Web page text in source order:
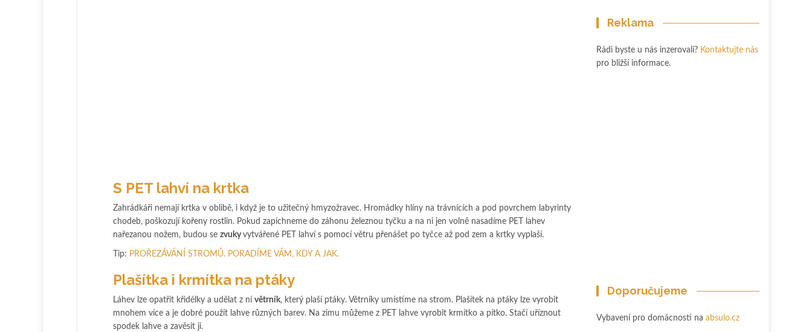
S PET lahví na krtka
Zahrádkáři nemají krtka v oblibě, i když je to užitečný hmyzožravec. Hromádky hlíny na trávnících a pod povrchem labyrinty
chodeb, poškozují kořeny rostlin. Pokud zapíchneme do záhonu železnou tyčku a na ni jen volně nasadíme PET lahev
nařezanou nožem, budou se zvukyvytvářené PET lahví s pomocí větru přenášet po tyčce až pod zem a krtky vyplaší.
Tip: PROŘEZÁVÁNÍ STROMŮ. PORADÍME VÁM, KDY A JAK.
Plašítka i krmítka na ptáky
Láhev lze opatřit křidélky a udělat z ní větrník, který plaší ptáky. Větrníky umístíme na strom. Plašítek na ptáky lze vyrobit
mnohem více a je dobré použít lahve různých barev. Na zimu můžeme z PET lahve vyrobit krmítko a pítko. Stačí uříznout
spodek lahve a zavěsit ji.
Reklama
Rádi byste u nás inzerovali? Kontaktujte nás
pro bližší informace.
Doporučujeme
Vybavení pro domácnosti na absulo.cz